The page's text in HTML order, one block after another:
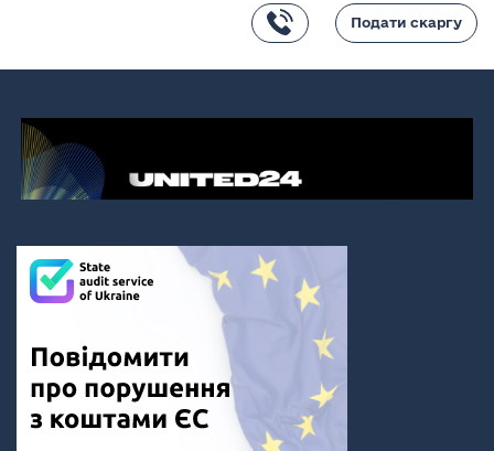
Подати скаргу